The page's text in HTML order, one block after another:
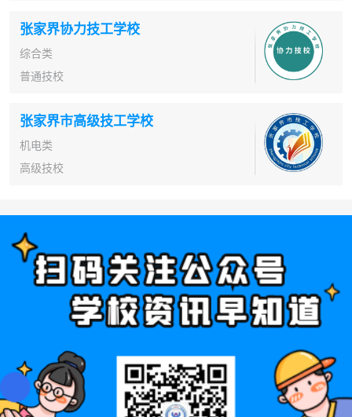
张家界协力技工学校
综合类
普通技校
张家界市高级技工学校
机电类
高级技校